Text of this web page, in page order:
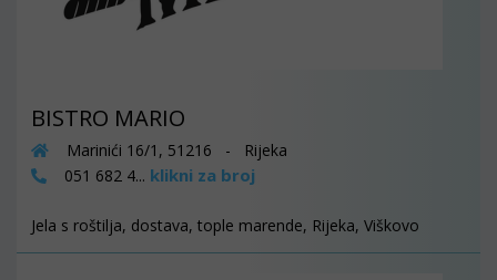
BISTRO MARIO
Marinići 16/1, 51216 - Rijeka
051 682 4... klikni za broj
Jela s roštilja, dostava, tople marende, Rijeka, Viškovo